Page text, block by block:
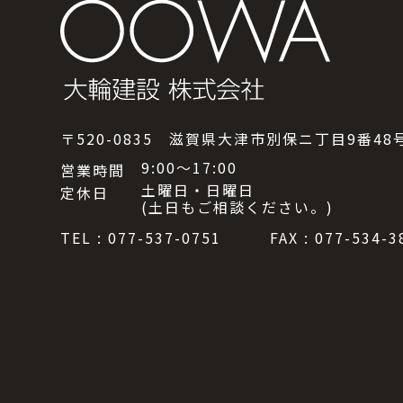
〒520-0835 滋賀県大津市別保ニ丁目9番48
営業時間
9:00～17:00
定休日
土曜日・日曜日
(土日もご相談ください。)
TEL : 077-537-0751 FAX : 077-534-